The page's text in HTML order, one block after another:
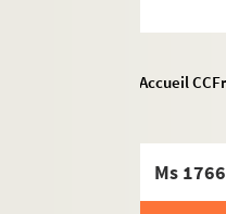
Accueil CCFr
Ms